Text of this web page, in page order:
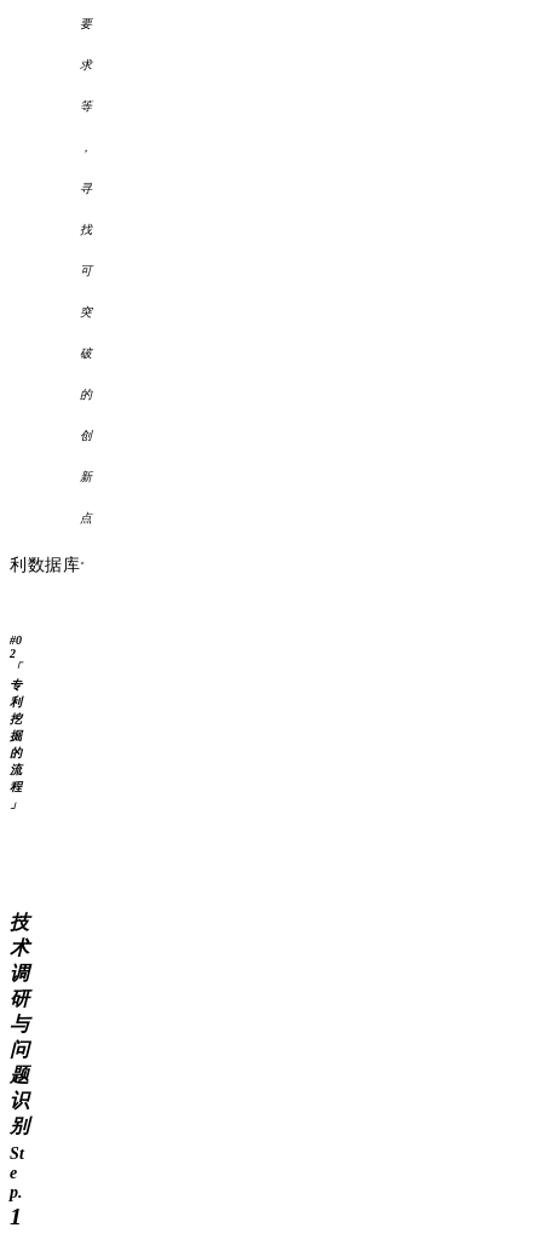
利数据库
要
求
等
，
寻
找
可
突
破
的
创
新
点
。
#0
2
「
专
利
挖
掘
的
流
程
」
技
术
调
研
与
问
题
识
别
St
e
p.
1